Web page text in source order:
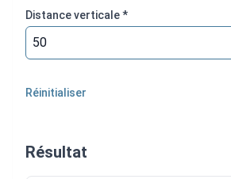
Distance verticale*
Réinitialiser
Résultat